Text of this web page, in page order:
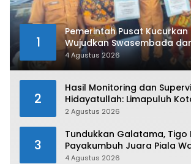
1
Pemerintah Pusat Kucurkan
Wujudkan Swasembada
Pangan di Kabupaten 50
4 Agustus 2026
2
Hasil Monitoring dan
Hidayatullah: Limapuluh
Kirimkan Atlet Terbaiknya
2 Agustus 2026
3
Tundukkan Galatama, Tigo
Payakumbuh Juara Piala
Payakumbuh 2026
4 Agustus 2026